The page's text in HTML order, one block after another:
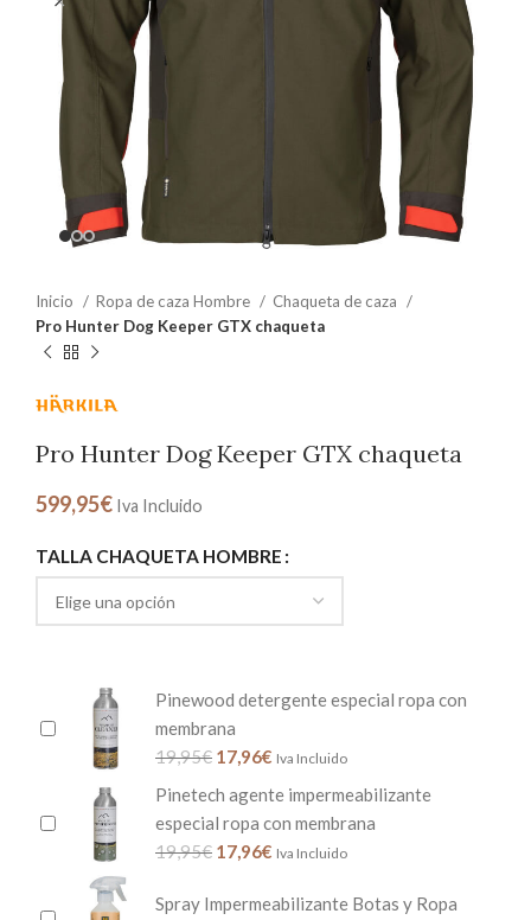
Inicio Ropa de caza Hombre
Chaqueta de caza
Pro Hunter Dog Keeper GTX chaqueta
Pro Hunter Dog Keeper GTX chaqueta
599,95€ Iva Incluido
TALLA CHAQUETA HOMBRE
Pinewood detergente especial ropa con
membrana
19,95€ 17,96€ Iva Incluido
Pinetech agente impermeabilizante
especial ropa con membrana
19,95€ 17,96€ Iva Incluido
Spray Impermeabilizante Botas y Ropa